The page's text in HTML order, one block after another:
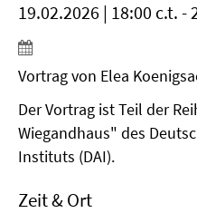
19.02.2026 | 18:00 c.t. -
Vortrag von Elea
Der Vortrag ist Teil der
Wiegandhaus" des
Instituts (DAI).
Zeit & Ort